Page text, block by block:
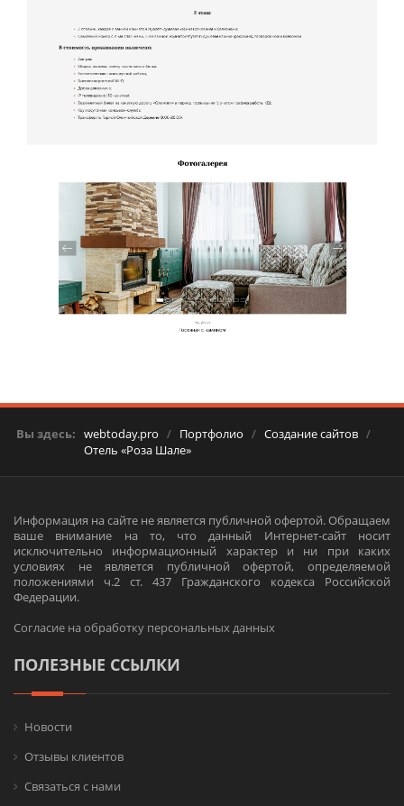
Вы здесь: webtoday.pro / Портфолио / Создание сайтов /
Отель «Роза Шале»
Информация на сайте не является публичной офертой. Обращаем
ваше внимание на то, что данный Интернет-сайт носит
исключительно информационный характер и ни при каких
условиях не является публичной офертой, определяемой
положениями ч.2 ст. 437 Гражданского кодекса Российской
Федерации.
Согласие на обработку персональных данных
ПОЛЕЗНЫЕ ССЫЛКИ
Новости
Отзывы клиентов
Связаться с нами